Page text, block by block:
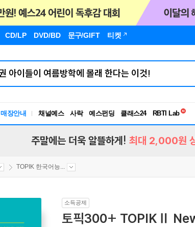
CD/LP DVD/BD 문구/GIFT 티켓
매장안내 채널예스 사락 예스펀딩 클래스24
RBTI Lab
독서유형검사
주말에는 더욱 알뜰하게! 최대 2,000원
TOPIK 한국어능...
소득공제
토픽300+ TOPIKⅡ New